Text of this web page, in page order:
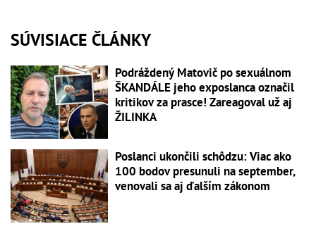
SÚVISIACE ČLÁNKY
Podráždený Matovič po sexuálnom
ŠKANDÁLE jeho exposlanca označil
kritikov za prasce! Zareagoval už aj
ŽILINKA
Poslanci ukončili schôdzu: Viac ako
100 bodov presunuli na september,
venovali sa aj ďalším zákonom